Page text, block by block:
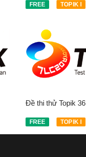
FREE TOPIK I
Đề thi thử Topik 36
FREE TOPIK I